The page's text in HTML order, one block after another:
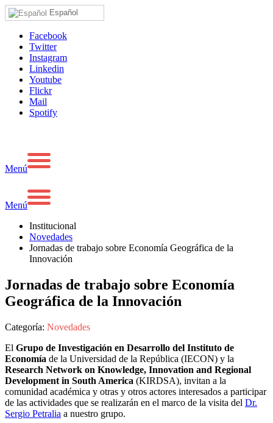
Español
Facebook
Twitter
Instagram
Linkedin
Youtube
Flickr
Mail
Spotify
Menú
Menú
Institucional
Novedades
Jornadas de trabajo sobre Economía Geográfica de la
Innovación
Jornadas de trabajo sobre Economía
Geográfica de la Innovación
Categoría: Novedades
El Grupo de Investigación en Desarrollo del Instituto de
Economía de la Universidad de la República (IECON) y la
Research Network on Knowledge, Innovation and Regional
Development in South America (KIRDSA), invitan a la
comunidad académica y otras y otros actores interesados a participar
de las actividades que se realizarán en el marco de la visita del Dr.
Sergio Petralia a nuestro grupo.